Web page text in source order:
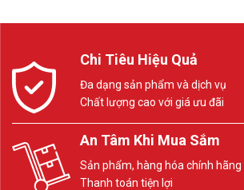
Chi Tiêu Hiệu Quả
Đa dạng sản phẩm và dịch vụ
Chất lượng cao với giá ưu đãi
An Tâm Khi Mua Sắm
Sản phẩm, hàng hóa chính hãng
Thanh toán tiện lợi